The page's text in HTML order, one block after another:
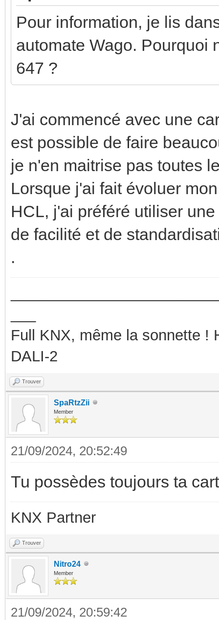
Pour information, je lis
automate Wago. Pourquoi
647 ?
J'ai commencé avec une
est possible de faire
je n'en maitrise pas toutes
Lorsque j'ai fait évoluer
HCL, j'ai préféré utiliser
de facilité et de
.
Full KNX, même la sonnette !
DALI-2
Trouver
SpaRtzZii
Member
21/09/2024, 20:52:49
Tu possèdes toujours ta
KNX Partner
Trouver
Nitro24
Member
21/09/2024, 20:59:42